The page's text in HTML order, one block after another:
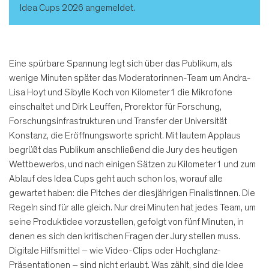
Idea Cups 2026 angemeldet.
Eine spürbare Spannung legt sich über das Publikum, als
wenige Minuten später das Moderatorinnen-Team um Andra-
Lisa Hoyt und Sibylle Koch von Kilometer1 die Mikrofone
einschaltet und Dirk Leuffen, Prorektor für Forschung,
Forschungsinfrastrukturen und Transfer der Universität
Konstanz, die Eröffnungsworte spricht. Mit lautem Applaus
begrüßt das Publikum anschließend die Jury des heutigen
Wettbewerbs, und nach einigen Sätzen zu Kilometer1 und zum
Ablauf des Idea Cups geht auch schon los, worauf alle
gewartet haben: die Pitches der diesjährigen FinalistInnen. Die
Regeln sind für alle gleich. Nur drei Minuten hat jedes Team, um
seine Produktidee vorzustellen, gefolgt von fünf Minuten, in
denen es sich den kritischen Fragen der Jury stellen muss.
Digitale Hilfsmittel – wie Video-Clips oder Hochglanz-
Präsentationen – sind nicht erlaubt. Was zählt, sind die Idee